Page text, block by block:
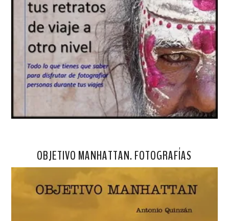
OBJETIVO MANHATTAN. FOTOGRAFÍAS